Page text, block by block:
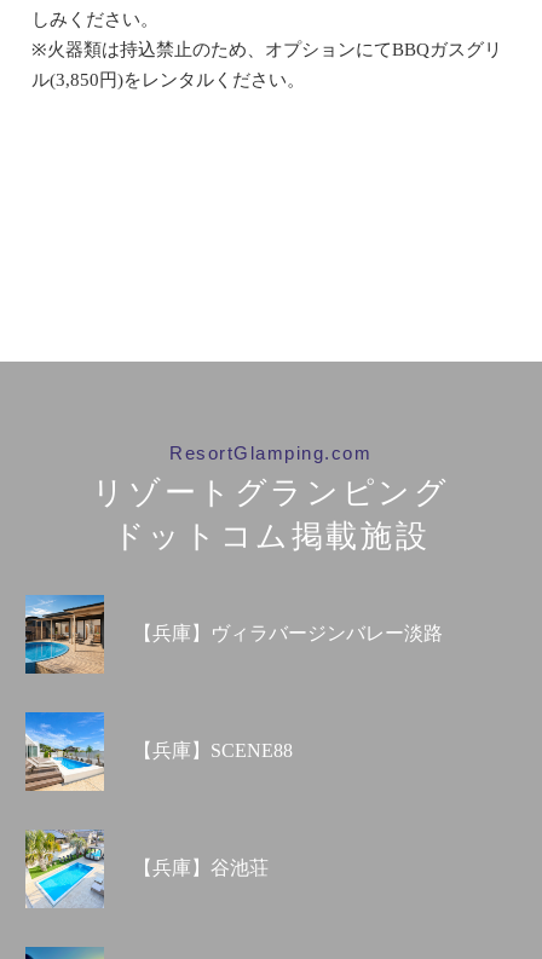
しみください。
※火器類は持込禁止のため、オプションにてBBQガスグリ
ル(3,850円)をレンタルください。
ResortGlamping.com
リゾートグランピング
ドットコム掲載施設
【兵庫】ヴィラバージンバレー淡路
【兵庫】SCENE88
【兵庫】谷池荘